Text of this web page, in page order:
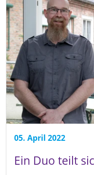
05. April 2022
Ein Duo teilt